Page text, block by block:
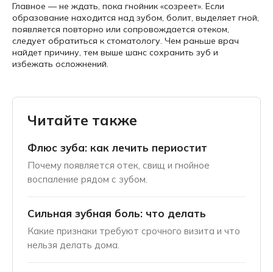
Главное — не ждать, пока гнойник «созреет». Если
образование находится над зубом, болит, выделяет гной,
появляется повторно или сопровождается отеком,
следует обратиться к стоматологу. Чем раньше врач
найдет причину, тем выше шанс сохранить зуб и
избежать осложнений.
Читайте также
Флюс зуба: как лечить периостит
Почему появляется отек, свищ и гнойное
воспаление рядом с зубом.
Сильная зубная боль: что делать
Какие признаки требуют срочного визита и что
нельзя делать дома.